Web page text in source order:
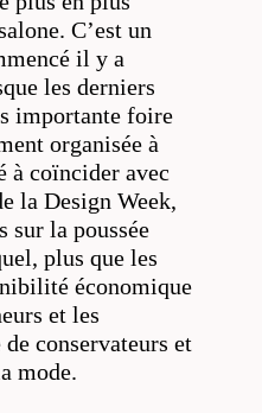
C’est un
il y a
les derniers
importante foire
organisée à
à coïncider avec
la Design Week,
sur la poussée
plus que les
économique
et les
conservateurs et
mode.